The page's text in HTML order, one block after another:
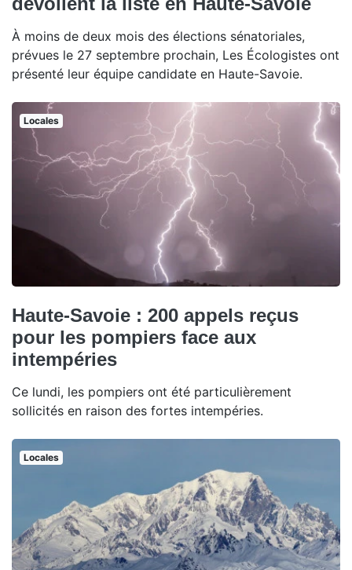
À moins de deux mois des élections sénatoriales,
prévues le 27 septembre prochain, Les Écologistes ont
présenté leur équipe candidate en Haute-Savoie.
Locales
Haute-Savoie : 200 appels reçus
pour les pompiers face aux
intempéries
Ce lundi, les pompiers ont été particulièrement
sollicités en raison des fortes intempéries.
Locales